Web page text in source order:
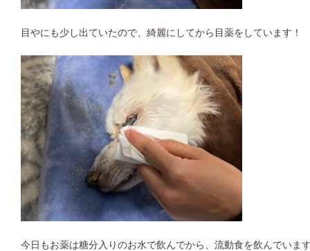
目やにも少し出ていたので、綺麗にしてから目薬をしています！
今日もお薬は糖分入りのお水で飲んでから、流動食を飲んでいま